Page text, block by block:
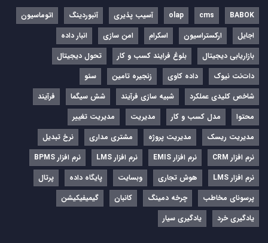
BABOK
cms
olap آسیب پذیری آنبوردینگ
اتوماسیون
اجایل
ارکستراسیون اسکرام امن سازی
انبار داده
بازاریابی دیجیتال
بلوغ فرایند کسب و کار
تحول دیجیتال
دات‌نت نیوک
داده کاوی زنجیره تامین
سئو
شاخص کلیدی عملکرد
شبیه سازی فرآیند شش سیگما
فرآیند
محتوا
مدل کسب و کار مدیریت
مدیریت تغییر
مدیریت ریسک
مدیریت پروژه مشتری مداری
نرخ تبدیل
نرم‌ افزار CRM
نرم‌ افزار EMIS نرم‌ افزار LMS
نرم افزار BPMS
نرم افزار LMS
هوش تجاری وبسایت پایگاه داده
پرتال
پرسونای مخاطب
چرخه دمینگ کانبان
گیمیفیکیشن
یادگیری خرد
یادگیری سیار